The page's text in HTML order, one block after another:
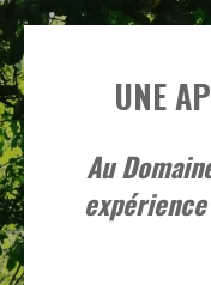
UNE
Au